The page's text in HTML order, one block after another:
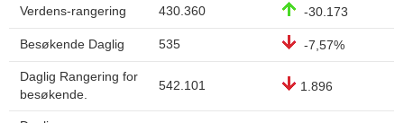
Verdens-rangering 430.360 -30.173
Besøkende Daglig 535 -7,57%
Daglig Rangering for
besøkende.
542.101 1.896